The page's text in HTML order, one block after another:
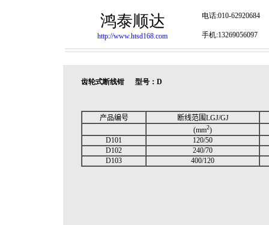
鸿泰顺达
http://www.htsd168.com
电话:010-62920684
手机:13269056097
齿轮式断线钳 型号： D
产品编号
断线范围LGJ/GJ
(mm2)
D101
120/50
D102
240/70
D103
400/120